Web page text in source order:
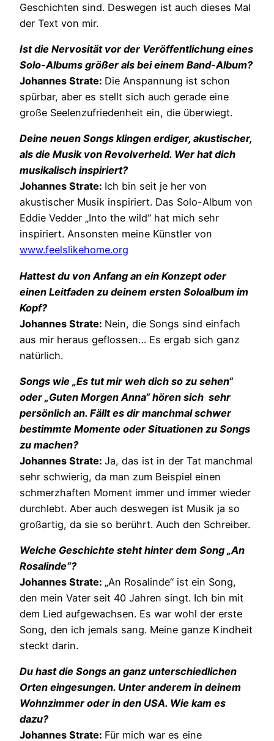
Geschichten sind. Deswegen ist auch dieses Mal
der Text von mir.
Ist die Nervosität vor der Veröffentlichung eines
Solo-Albums größer als bei einem Band-Album?
Johannes Strate: Die Anspannung ist schon
spürbar, aber es stellt sich auch gerade eine
große Seelenzufriedenheit ein, die überwiegt.
Deine neuen Songs klingen erdiger, akustischer,
als die Musik von Revolverheld. Wer hat dich
musikalisch inspiriert?
Johannes Strate: Ich bin seit je her von
akustischer Musik inspiriert. Das Solo-Album von
Eddie Vedder „Into the wild“ hat mich sehr
inspiriert. Ansonsten meine Künstler von
www.feelslikehome.org
Hattest du von Anfang an ein Konzept oder
einen Leitfaden zu deinem ersten Soloalbum im
Kopf?
Johannes Strate: Nein, die Songs sind einfach
aus mir heraus geflossen… Es ergab sich ganz
natürlich.
Songs wie „Es tut mir weh dich so zu sehen“
oder „Guten Morgen Anna“ hören sich sehr
persönlich an. Fällt es dir manchmal schwer
bestimmte Momente oder Situationen zu Songs
zu machen?
Johannes Strate: Ja, das ist in der Tat manchmal
sehr schwierig, da man zum Beispiel einen
schmerzhaften Moment immer und immer wieder
durchlebt. Aber auch deswegen ist Musik ja so
großartig, da sie so berührt. Auch den Schreiber.
Welche Geschichte steht hinter dem Song „An
Rosalinde“?
Johannes Strate: „An Rosalinde“ ist ein Song,
den mein Vater seit 40 Jahren singt. Ich bin mit
dem Lied aufgewachsen. Es war wohl der erste
Song, den ich jemals sang. Meine ganze Kindheit
steckt darin.
Du hast die Songs an ganz unterschiedlichen
Orten eingesungen. Unter anderem in deinem
Wohnzimmer oder in den USA. Wie kam es
dazu?
Johannes Strate: Für mich war es eine